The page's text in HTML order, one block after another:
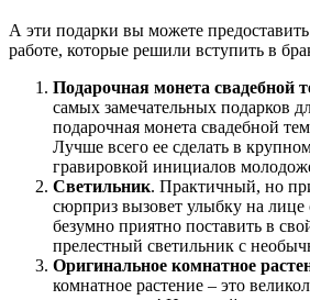
А эти подарки вы можете
работе, которые решили вступить в
Подарочная монета свадебной
самых замечательных подарков
подарочная монета свадебной
Лучше всего ее сделать в
гравировкой инициалов
Светильник. Практичный, но
сюрприз вызовет улыбку на лице
безумно приятно поставить в
прелестный светильник с
Оригинальное комнатное
комнатное растение – это